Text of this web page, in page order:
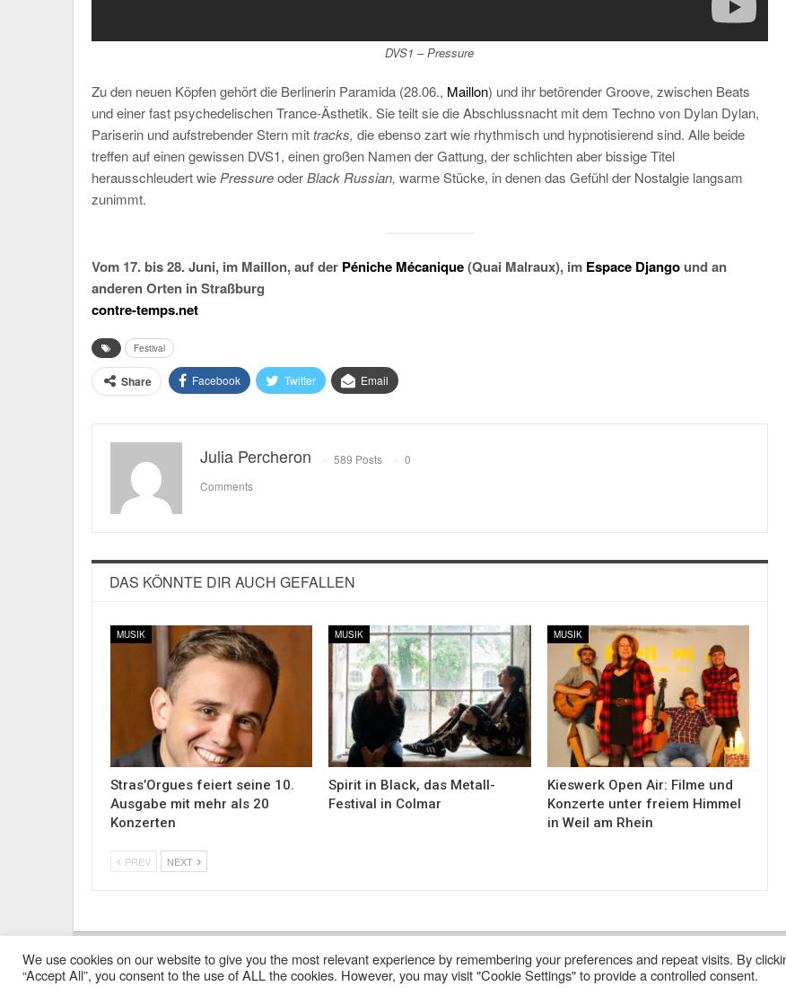
DVS1 –Pressure
Zu den neuen Köpfen gehört die Berlinerin Paramida (28.06., Maillon) und ihr betörender Groove, zwischen Beats
und einer fast psychedelischen Trance-Ästhetik. Sie teilt sie die Abschlussnacht mit dem Techno von Dylan Dylan,
Pariserin und aufstrebender Stern mittracks, die ebenso zart wie rhythmisch und hypnotisierend sind. Alle beide
treffen auf einen gewissen DVS1, einen großen Namen der Gattung, der schlichten aber bissige Titel
herausschleudert wie PressureoderBlack Russian, warme Stücke, in denen das Gefühl der Nostalgie langsam
zunimmt.
Vom 17. bis 28. Juni, im Maillon, auf der Péniche Mécanique(Quai Malraux), im Espace Django und an
anderen Orten in Straßburg
contre-temps.net
Festival
Share Facebook Twitter Email
Julia Percheron 589 Posts
0
Comments
DAS KÖNNTE DIR AUCH GEFALLEN
MUSIK
Stras’Orgues feiert seine 10.
Ausgabe mit mehr als 20
Konzerten
MUSIK
Spirit in Black, das Metall-
Festival in Colmar
MUSIK
Kieswerk Open Air: Filme und
Konzerte unter freiem Himmel
in Weil am Rhein
PREV NEXT
Impressum Kontakt Alle Ausgaben Lesen POLY Abonnieren Wer Sind Wir ?
We use cookies on our website to give you the most relevant experience by remembering your preferences and repeat visits. By
“Accept All”, you consent to the use of ALL the cookies. However, you may visit "Cookie Settings" to provide a controlled consent.